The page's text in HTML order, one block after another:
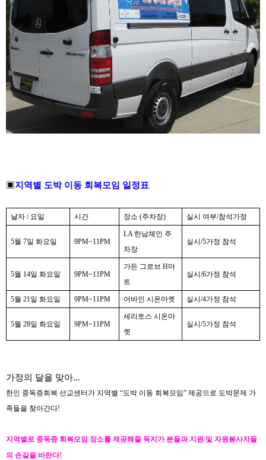
▣지역별 도박 이동 회복모임 일정표
날자 / 요일 시간 장소 (주차장) 실시 여부/참석가정
5월 7일 화요일 9PM~11PM
LA 한남체인 주
차장
실시/5가정 참석
5월 14일 화요일 9PM~11PM
가든 그로브 H마
트
실시/6가정 참석
5월 21 일 화요일 9PM~11PM 어바인 시온마켓 실시/4가정 참석
5월 28일 화요일 9PM~11PM
세리토스 시온마
켓
실시/5가정 참석
가정의 달을 맞아...
한인 중독증회복 선교센터가 지역별 “도박 이동 회복모임” 제공으로 도박문제 가
족들을 찾아간다!
지역별로 중독증 회복모임 장소를 제공해줄 독지가 분들과 지원 및 자원봉사자들
의 손길을 바란다!